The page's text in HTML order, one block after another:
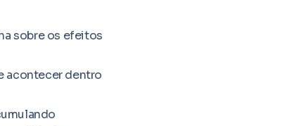
sobre os efeitos
acontecer dentro